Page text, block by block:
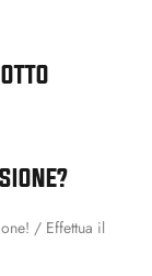
/ Effettua il